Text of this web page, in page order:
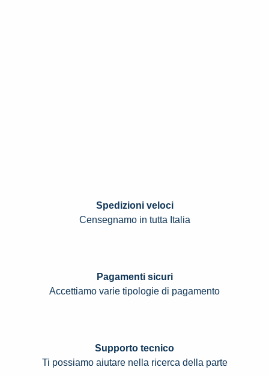
Spedizioni veloci
Censegnamo in tutta Italia
Pagamenti sicuri
Accettiamo varie tipologie di pagamento
Supporto tecnico
Ti possiamo aiutare nella ricerca della parte